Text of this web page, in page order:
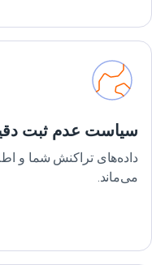
سیاست عدم ثبت
داده‌های تراکنش شما و
می‌ماند.